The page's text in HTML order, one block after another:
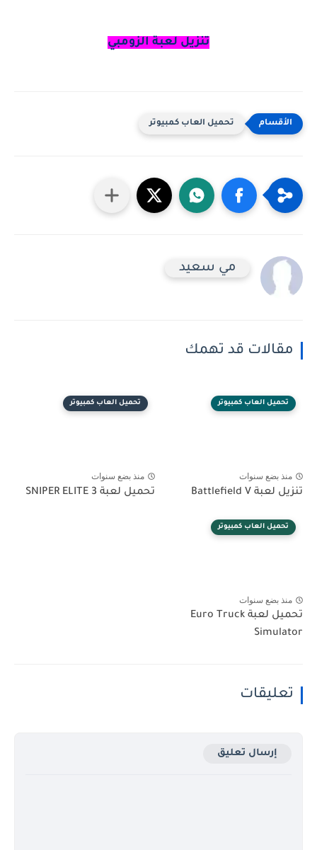
تنزيل لعبة الزومبي
تحميل العاب كمبيوتر
مي سعيد
مقالات قد تهمك
تحميل العاب كمبيوتر
منذ بضع سنوات
تنزيل لعبة Battlefield V
تحميل العاب كمبيوتر
منذ بضع سنوات
تحميل لعبة SNIPER ELITE 3
تحميل العاب كمبيوتر
منذ بضع سنوات
تحميل لعبة Euro Truck
Simulator
تعليقات
إرسال تعليق